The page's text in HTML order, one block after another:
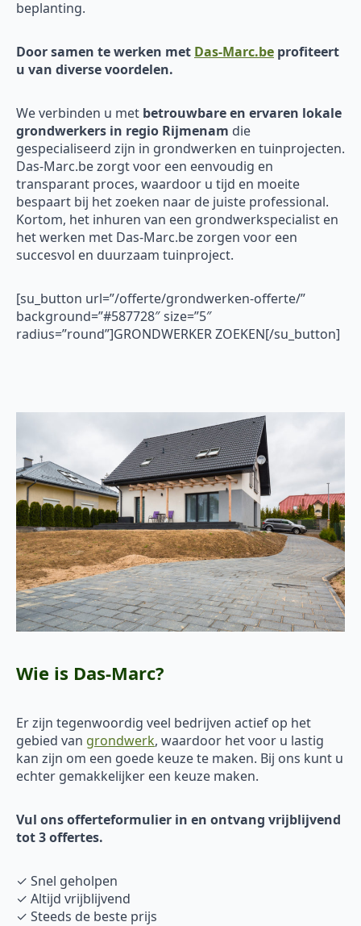
beplanting.
Door samen te werken met Das-Marc.be profiteert
u van diverse voordelen.
We verbinden u met betrouwbare en ervaren lokale
grondwerkers in regio Rijmenam die
gespecialiseerd zijn in grondwerken en tuinprojecten.
Das-Marc.be zorgt voor een eenvoudig en
transparant proces, waardoor u tijd en moeite
bespaart bij het zoeken naar de juiste professional.
Kortom, het inhuren van een grondwerkspecialist en
het werken met Das-Marc.be zorgen voor een
succesvol en duurzaam tuinproject.
[su_button url=”/offerte/grondwerken-offerte/”
background=”#587728″ size=”5″
radius=”round”]GRONDWERKER ZOEKEN[/su_button]
Wie is Das-Marc?
Er zijn tegenwoordig veel bedrijven actief op het
gebied van grondwerk, waardoor het voor u lastig
kan zijn om een goede keuze te maken. Bij ons kunt u
echter gemakkelijker een keuze maken.
Vul ons offerteformulier in en ontvang vrijblijvend
tot 3 offertes.
✓ Snel geholpen
✓ Altijd vrijblijvend
✓ Steeds de beste prijs